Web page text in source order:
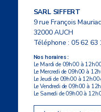
SARL SIFFERT
9 rue François Mauriac
32000 AUCH
Téléphone :05 62 63
Nos horaires :
Le Mardi de 09h00 à
Le Mercredi de 09h00 à
Le Jeudi de 09h00 à
Le Vendredi de 09h00 à
Le Samedi de 09h00 à